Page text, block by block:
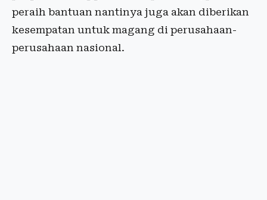
peraih bantuan nantinya juga akan diberikan
kesempatan untuk magang di perusahaan-
perusahaan nasional.